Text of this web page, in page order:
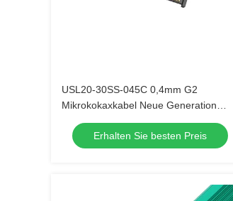
USL20-30SS-045C 0,4mm G2
Mikrokokaxkabel Neue Generation
Version mit geringerer Einsetzkraft
Erhalten Sie besten Preis